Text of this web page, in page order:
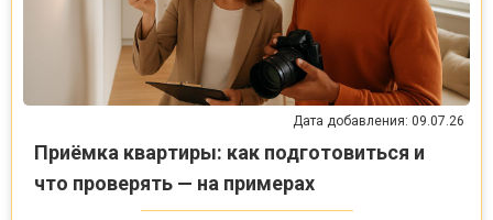
Дата добавления: 09.07.26
Приёмка квартиры: как подготовиться и
что проверять — на примерах